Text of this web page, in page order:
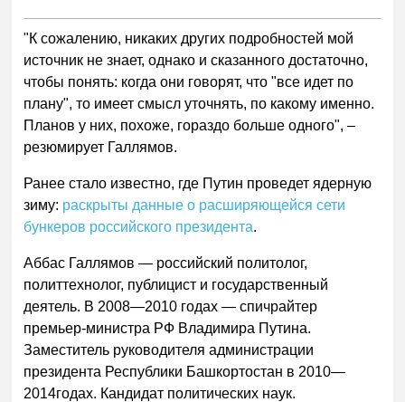
"К сожалению, никаких других подробностей мой
источник не знает, однако и сказанного достаточно,
чтобы понять: когда они говорят, что "все идет по
плану", то имеет смысл уточнять, по какому именно.
Планов у них, похоже, гораздо больше одного", –
резюмирует Галлямов.
Ранее стало известно, где Путин проведет ядерную
зиму: раскрыты данные о расширяющейся сети
бункеров российского президента.
Аббас Галлямов — российский политолог,
политтехнолог, публицист и государственный
деятель. В 2008—2010 годах — спичрайтер
премьер-министра РФ Владимира Путина.
Заместитель руководителя администрации
президента Республики Башкортостан в 2010—
2014годах. Кандидат политических наук.